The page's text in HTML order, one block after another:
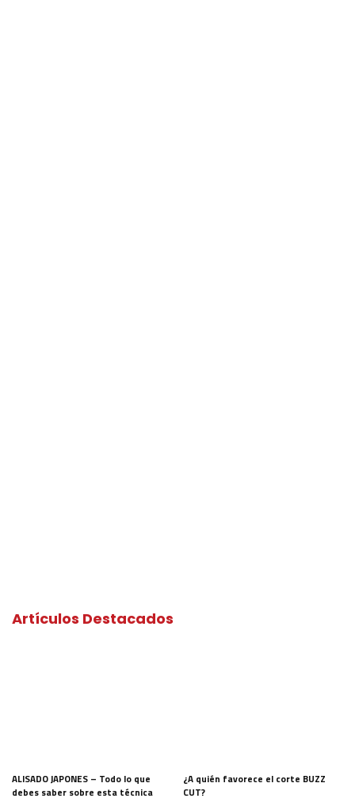
Artículos Destacados
ALISADO JAPONES – Todo lo que
debes saber sobre esta técnica
¿A quién favorece el corte BUZZ
CUT?